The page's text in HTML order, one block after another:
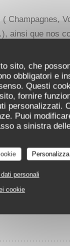
sito, che
obbligatori e
Questi
fornire
personalizzati.
Puoi
a sinistra
Personalizza
personali
cookie
Champagnes,
ainsi que nos